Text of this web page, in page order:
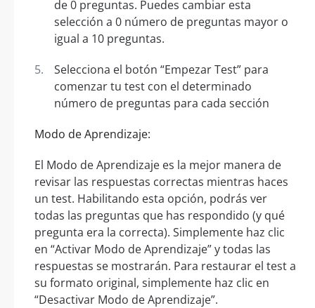
de 0 preguntas. Puedes cambiar esta
selección a 0 número de preguntas mayor o
igual a 10 preguntas.
Selecciona el botón “Empezar Test” para
comenzar tu test con el determinado
número de preguntas para cada sección
Modo de Aprendizaje:
El Modo de Aprendizaje es la mejor manera de
revisar las respuestas correctas mientras haces
un test. Habilitando esta opción, podrás ver
todas las preguntas que has respondido (y qué
pregunta era la correcta). Simplemente haz clic
en “Activar Modo de Aprendizaje” y todas las
respuestas se mostrarán. Para restaurar el test a
su formato original, simplemente haz clic en
“Desactivar Modo de Aprendizaje”.